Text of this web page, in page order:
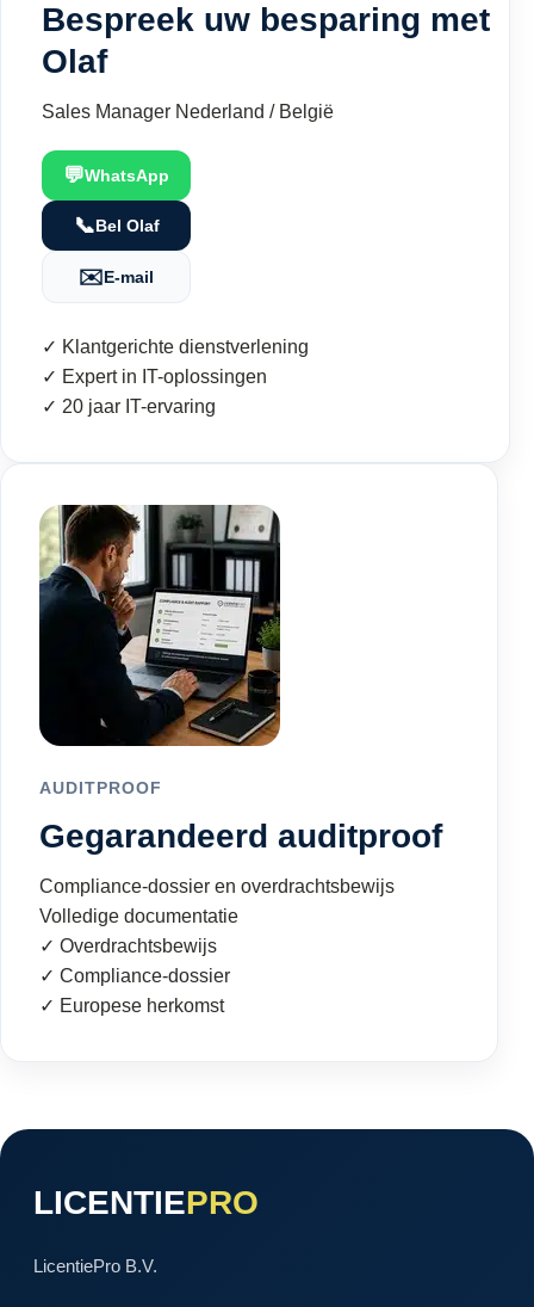
Bespreek uw besparing met
Olaf
Sales Manager Nederland / België
💬WhatsApp
📞Bel Olaf
✉️E-mail
✓ Klantgerichte dienstverlening
✓ Expert in IT-oplossingen
✓ 20 jaar IT-ervaring
AUDITPROOF
Gegarandeerd auditproof
Compliance-dossier en overdrachtsbewijs
Volledige documentatie
✓ Overdrachtsbewijs
✓ Compliance-dossier
✓ Europese herkomst
LICENTIEPRO
LicentiePro B.V.